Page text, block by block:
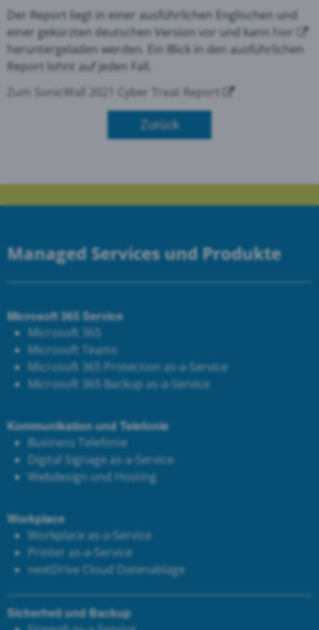
Der Report liegt in einer ausführlichen Englischen und
einer gekürzten deutschen Version vor und kann hier
heruntergeladen werden. Ein Blick in den ausführlichen
Report lohnt auf jeden Fall.
Zum SonicWall 2021 Cyber Treat Report
Zurück
Managed Services und Produkte
Microsoft 365 Service
Microsoft 365
Microsoft Teams
Microsoft 365 Protection as-a-Service
Microsoft 365 Backup as-a-Service
Kommunikation und Telefonie
Business Telefonie
Digital Signage as-a-Service
Webdesign und Hosting
Workplace
Workplace as-a-Service
Printer as-a-Service
nextDrive Cloud Datenablage
Sicherheit und Backup